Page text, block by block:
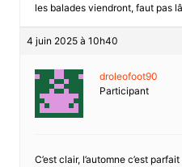
les balades viendront, faut pas
4 juin 2025 à 10h40
droleofoot90
Participant
C’est clair, l’automne c’est